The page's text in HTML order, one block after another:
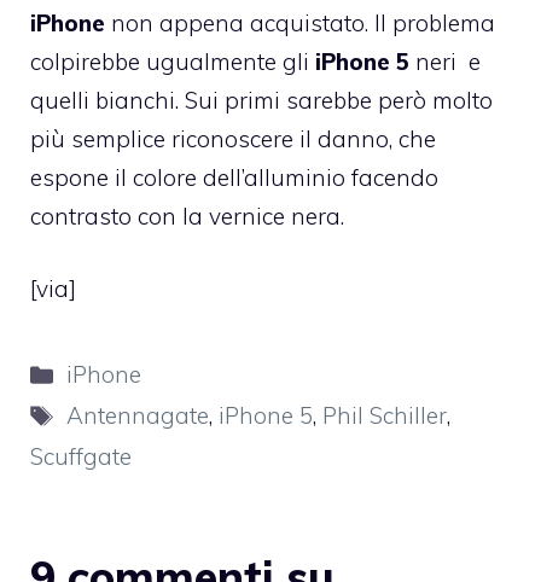
iPhone non appena acquistato. Il problema
colpirebbe ugualmente gli iPhone 5 neri e
quelli bianchi. Sui primi sarebbe però molto
più semplice riconoscere il danno, che
espone il colore dell’alluminio facendo
contrasto con la vernice nera.
[via]
Categorie
iPhone
Tag
Antennagate, iPhone 5, Phil Schiller,
Scuffgate